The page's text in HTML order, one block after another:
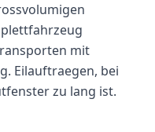
mit
Eilauftraegen, bei
zu lang ist.